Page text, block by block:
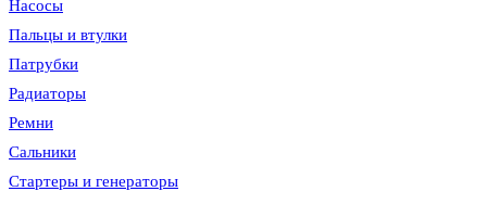
Насосы
Пальцы и втулки
Патрубки
Радиаторы
Ремни
Сальники
Стартеры и генераторы